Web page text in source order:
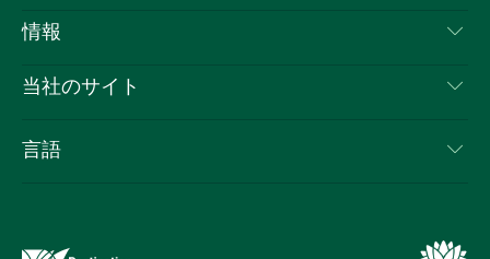
ッ
ト
クッキーに関する通知
目的地
イベント
情報
旅行情報
NSWでのビジネス
当社のサイト
言語